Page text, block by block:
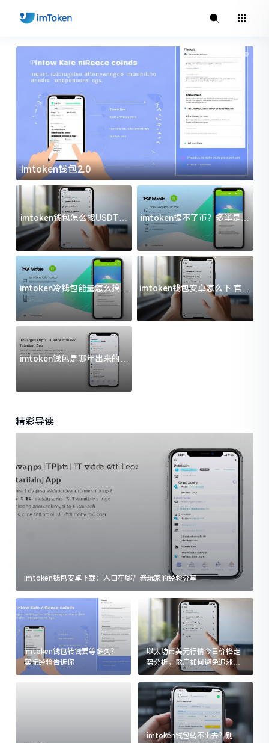
imtoken钱包2.0
imtoken钱包怎么找USDT地
址？三步搞定不踩坑
imtoken提不了币？多半是这
几件事没处理好
imtoken冷钱包能量怎么搞？
过来人告诉你门道
imtoken钱包安卓怎么下 官方
渠道避坑指南
imtoken钱包是哪年出来的？
一文给你说清楚
精彩导读
imtoken钱包安卓下载：入口在哪？老玩家的经验分享
imtoken钱包转钱要等多久？
实际经验告诉你
以太坊币美元行情今日价格走
势分析，散户如何避免追涨杀
跌被套牢
imtoken钱包转不出去？别